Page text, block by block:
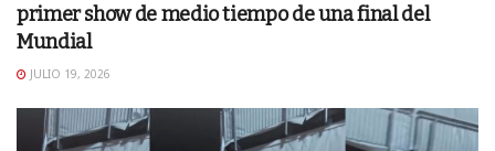
primer show de medio tiempo de una final del
Mundial
JULIO 19, 2026